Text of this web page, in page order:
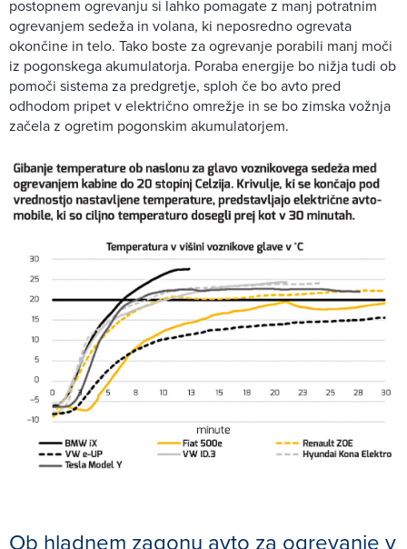
postopnem ogrevanju si lahko pomagate z manj potratnim
ogrevanjem sedeža in volana, ki neposredno ogrevata
okončine in telo. Tako boste za ogrevanje porabili manj moči
iz pogonskega akumulatorja. Poraba energije bo nižja tudi ob
pomoči sistema za predgretje, sploh če bo avto pred
odhodom pripet v električno omrežje in se bo zimska vožnja
začela z ogretim pogonskim akumulatorjem.
Ob hladnem zagonu avto za ogrevanje v